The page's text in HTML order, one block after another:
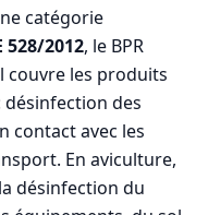
catégorie
528/2012, le BPR
couvre les produits
désinfection des
contact avec les
En aviculture,
désinfection du